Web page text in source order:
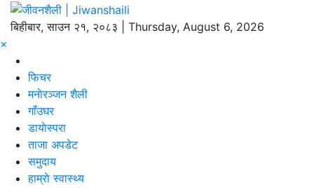
बिहीबार, साउन २१, २०८३ | Thursday, August 6, 2026
×
फिचर
मनाेरञ्जन शैली
गाँउघर
डायाेस्परा
ताजा अपडेट
समुदाय
हाम्राे स्वास्थ्य